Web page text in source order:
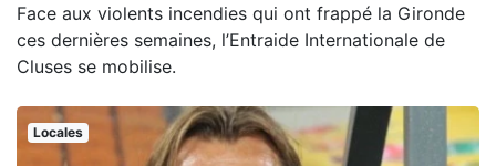
Face aux violents incendies qui ont frappé la Gironde
ces dernières semaines, l’Entraide Internationale de
Cluses se mobilise.
Locales